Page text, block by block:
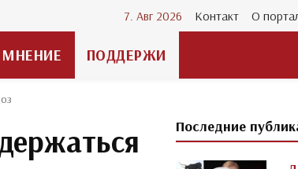
7. Авг 2026 Контакт О
МНЕНИЕ ПОДДЕРЖИ
Последние